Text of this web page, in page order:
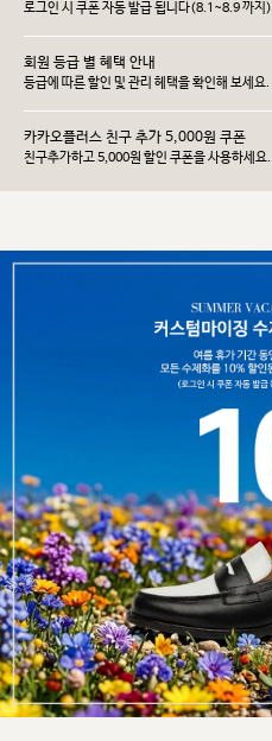
로그인 시 쿠폰 자동 발급 됩니다(8.1~8.9 까지)
회원 등급 별 혜택 안내
등급에 따른 할인 및 관리 헤택을 확인해 보세요.
카카오플러스 친구 추가 5,000원 쿠폰
친구추가하고 5,000원 할인 쿠폰을 사용하세요.